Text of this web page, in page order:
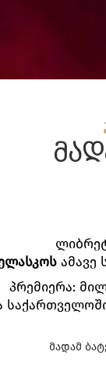
ამავე
პრემიერა:
მადამ